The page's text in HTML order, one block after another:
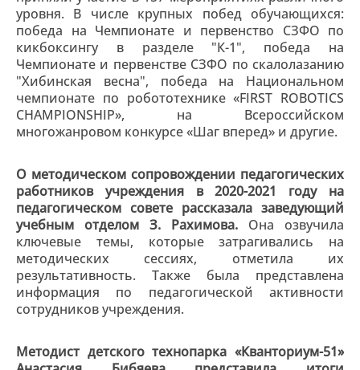
уровня. В числе крупных побед обучающихся:
победа на Чемпионате и первенство СЗФО по
кикбоксингу в разделе "К-1", победа на
Чемпионате и первенстве СЗФО по скалолазанию
"Хибинская весна", победа на Национальном
чемпионате по робототехнике «FIRST ROBOTICS
CHAMPIONSHIP», на Всероссийском
многожанровом конкурсе «Шаг вперед» и другие.
О методическом сопровождении педагогических
работников учреждения в 2020-2021 году на
педагогическом совете рассказала заведующий
учебным отделом З. Рахимова. Она озвучила
ключевые темы, которые затрагивались на
методических сессиях, отметила их
результативность. Также была представлена
информация по педагогической активности
сотрудников учреждения.
Методист детского технопарка «Кванториум-51»